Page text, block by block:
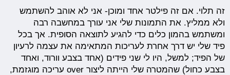
זה תלוי. אם זה פילטר אחד ומוכן- אני לא אוהב להשתמש
ולא ממליץ. את התמונות שלי אני עורך במחשבה רבה
ומשתמש בהמון כלים כדי להגיע לתוצאה הסופית. אך בכל
פיד שלי יש דרך אחרת לעריכות המתאימה את עצמה לרעיון
של הפיד; למשל, היו לי שני פידים (אחד בצבע וורוד, ואחד
בצבע כחול) שהמטרה שלי הייתה ליצור over עריכה מוגזמת,